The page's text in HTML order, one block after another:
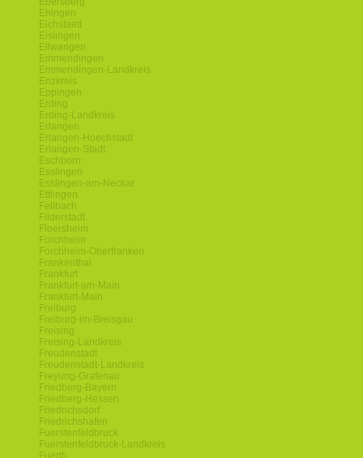
Ehingen
Eichstaett
Eislingen
Ellwangen
Emmendingen
Emmendingen-Landkreis
Enzkreis
Eppingen
Erding
Erding-Landkreis
Erlangen
Erlangen-Hoechstadt
Erlangen-Stadt
Eschborn
Esslingen
Esslingen-am-Neckar
Ettlingen
Fellbach
Filderstadt
Floersheim
Forchheim
Forchheim-Oberfranken
Frankenthal
Frankfurt
Frankfurt-am-Main
Frankfurt-Main
Freiburg
Freiburg-im-Breisgau
Freising
Freising-Landkreis
Freudenstadt
Freudenstadt-Landkreis
Freyung-Grafenau
Friedberg-Bayern
Friedberg-Hessen
Friedrichsdorf
Friedrichshafen
Fuerstenfeldbruck
Fuerstenfeldbruck-Landkreis
Fuerth